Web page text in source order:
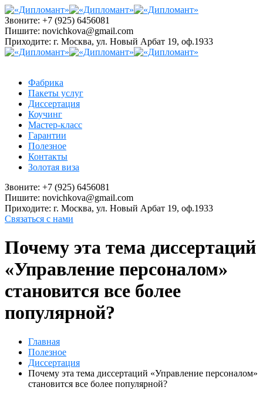
Звоните: +7 (925) 6456081
Пишите: novichkova@gmail.com
Приходите: г. Москва, ул. Новый Арбат 19, оф.1933
Фабрика
Пакеты услуг
Диссертация
Коучинг
Мастер-класс
Гарантии
Полезное
Контакты
Золотая виза
Звоните: +7 (925) 6456081
Пишите: novichkova@gmail.com
Приходите: г. Москва, ул. Новый Арбат 19, оф.1933
Связаться с нами
Почему эта тема диссертаций
«Управление персоналом»
становится все более
популярной?
Главная
Полезное
Диссертация
Почему эта тема диссертаций «Управление персоналом»
становится все более популярной?